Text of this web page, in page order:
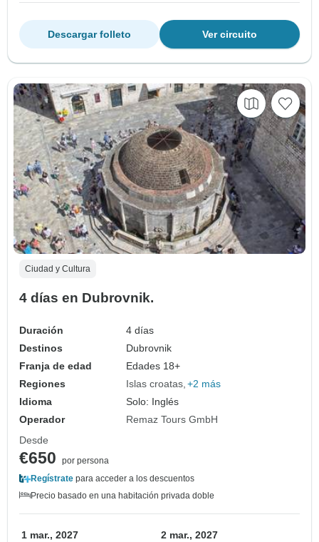
Ver circuito
Descargar folleto
Ciudad y Cultura
4 días en Dubrovnik.
Duración
4 días
Destinos
Dubrovnik
Franja de edad
Edades 18+
Regiones
Islas croatas +2 más
Idioma
Solo: Inglés
Operador
Remaz Tours GmbH
Desde
€650
por persona
Regístrate para acceder a los descuentos
Precio basado en una habitación privada doble
1 mar., 2027 2 mar., 2027